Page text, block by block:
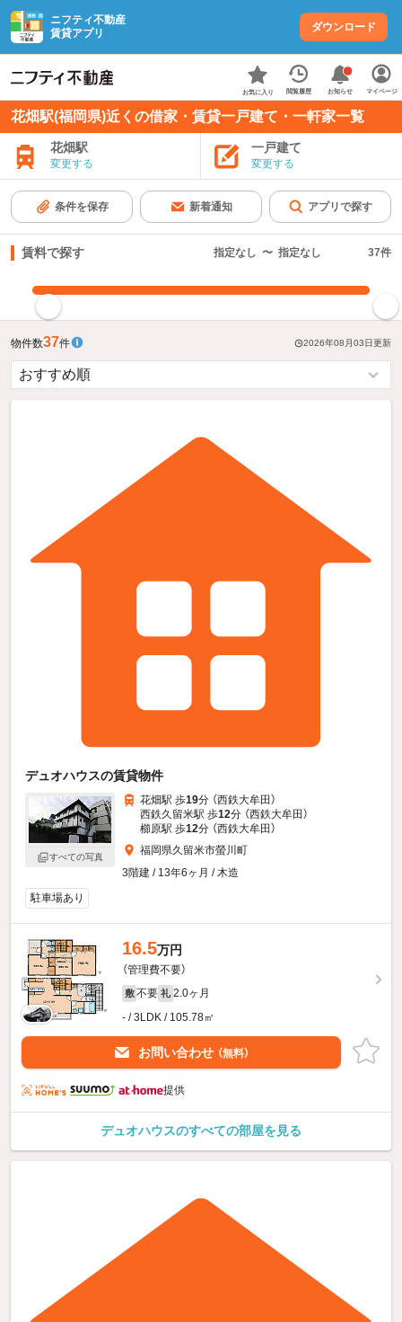
ニフティ不動産
賃貸アプリ
ダウンロード
お気に入り 閲覧履歴 お知らせ マイページ
花畑駅(福岡県)近くの借家・賃貸一戸建て・一軒家一覧
花畑駅
変更する
一戸建て
変更する
条件を保存 新着通知 アプリで探す
賃料で探す 指定なし 〜 指定なし 37件
物件数37件 2026年08月03日更新
デュオハウスの賃貸物件
すべての写真
花畑駅 歩19分 （西鉄大牟田）
西鉄久留米駅 歩12分 （西鉄大牟田）
櫛原駅 歩12分 （西鉄大牟田）
福岡県久留米市螢川町
3階建 / 13年6ヶ月 / 木造
駐車場あり
16.5万円
（管理費不要）
敷 不要 礼 2.0ヶ月
- / 3LDK / 105.78㎡
お問い合わせ （無料）
提供
デュオハウスのすべての部屋を見る